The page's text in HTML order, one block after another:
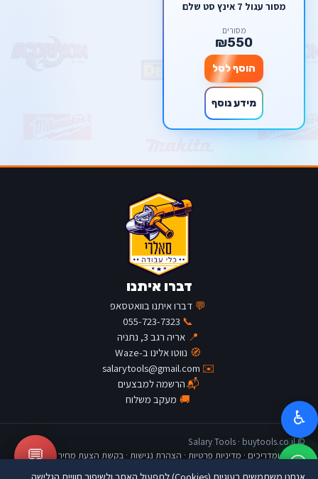
מסור עגול 7 אינץ סט שלם
מסורים
₪550
הוסף לסל
מידע נוסף
דברו איתנו
💬 דברו איתנו בוואטסאפ
📞
055-723-7323
📍 אריה רגב 3, נתניה
🧭 נווטו אלינו ב-Waze
✉️
salarytools@gmail.com
📬הרשמה למבצעים
🚚 מעקב משלוח
© Salary Tools · buytools.co.il
כתבות ומדריכים · מדיניות פרטיות · הצהרת נגישות · בקשת הצעת מחיר 💬
♿